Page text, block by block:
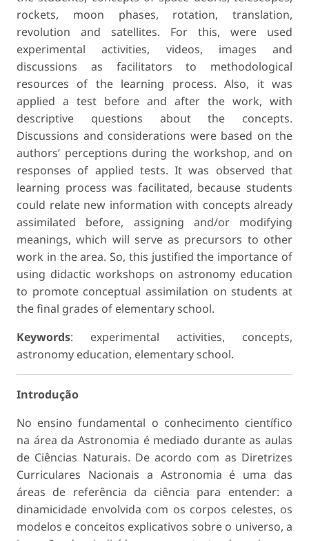
rockets, moon phases, rotation, translation,
revolution and satellites. For this, were used
experimental activities, videos, images and
discussions as facilitators to methodological
resources of the learning process. Also, it was
applied a test before and after the work, with
descriptive questions about the concepts.
Discussions and considerations were based on the
authors’ perceptions during the workshop, and on
responses of applied tests. It was observed that
learning process was facilitated, because students
could relate new information with concepts already
assimilated before, assigning and/or modifying
meanings, which will serve as precursors to other
work in the area. So, this justified the importance of
using didactic workshops on astronomy education
to promote conceptual assimilation on students at
the final grades of elementary school.
Keywords: experimental activities, concepts,
astronomy education, elementary school.
Introdução
No ensino fundamental o conhecimento científico
na área da Astronomia é mediado durante as aulas
de Ciências Naturais. De acordo com as Diretrizes
Curriculares Nacionais a Astronomia é uma das
áreas de referência da ciência para entender: a
dinamicidade envolvida com os corpos celestes, os
modelos e conceitos explicativos sobre o universo, a